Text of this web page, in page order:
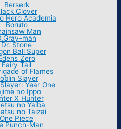
Berserk
Clover
Hero Academia
Boruto
Man
man
Dr. Stone
Ball Super
Zero
Fairy Tail
of Flames
Slayer
Year One
no Ippo
X Hunter
no Yaiba
no Taizai
One Piece
Punch-Man